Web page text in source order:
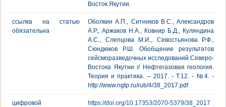
Восток Якутии.
ссылка на статью
обязательна
Оболкин А.П., Ситников В.С., Александров
А.Р., Аржаков Н.А., Ковнир Б.Д., Куляндина
А.С., Слепцова М.И., Севостьянова Р.Ф.,
Сюндюков Р.Ш. Обобщение результатов
сейсморазведочных исследований Северо-
Востока Якутии // Нефтегазовая геология.
Теория и практика. – 2017. - Т.12. - №4. -
http://www.ngtp.ru/rub/4/38_2017.pdf
цифровой
https://doi.org/10.17353/2070-5379/38_2017